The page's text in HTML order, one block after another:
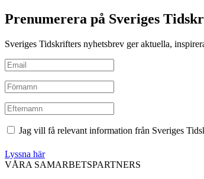
Prenumerera på Sveriges
Sveriges Tidskrifters nyhetsbrev ger aktuella,
Jag vill få relevant information från Sveriges
Lyssna här
VÅRA SAMARBETSPARTNERS